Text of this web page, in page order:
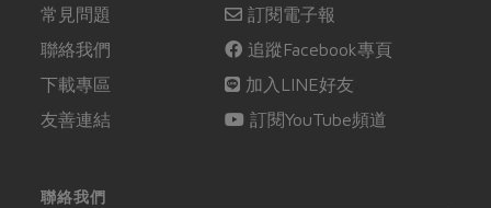
常見問題
聯絡我們
下載專區
友善連結
訂閱電子報
追蹤Facebook專頁
加入LINE好友
訂閱YouTube頻道
聯絡我們